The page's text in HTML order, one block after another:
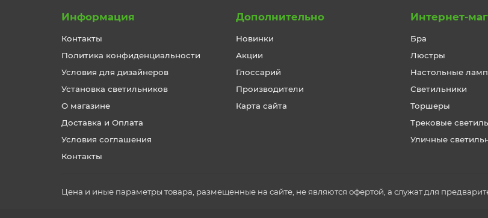
Информация
Контакты
Политика конфиденциальности
Условия для дизайнеров
Установка светильников
О магазине
Доставка и Оплата
Условия соглашения
Контакты
Дополнительно
Новинки
Акции
Глоссарий
Производители
Карта сайта
Интернет-
Бра
Люстры
Настольные
Светильники
Торшеры
Трековые
Уличные
Цена и иные параметры товара, размещенные на сайте, не являются офертой, а служат для